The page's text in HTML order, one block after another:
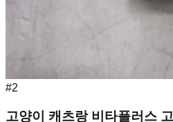
#2
고양이 캐츠랑 비타플러스